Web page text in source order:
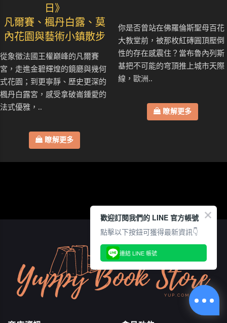
日》
凡爾賽、楓丹白露、莫
內花園與藝術小鎮散步
從象徵法國王權巔峰的凡爾賽
宮，走進金碧輝煌的鏡廳與幾何
式花園；到更寧靜、歷史更深的
楓丹白露宮，感受拿破崙鍾愛的
法式優雅，..
瞭解更多
你是否曾站在佛羅倫斯聖母百花
大教堂前，被那枚紅磚圓頂壓倒
性的存在感震住？當布魯內列斯
基把不可能的穹頂推上城市天際
線，歐洲..
瞭解更多
歡迎訂閱我們的 LINE 官方帳號
點擊以下按鈕可獲得最新資訊👇
連結 LINE 帳號